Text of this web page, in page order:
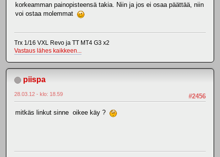
korkeamman painopisteensä takia. Niin ja jos ei osaa päättää, niin
voi ostaa molemmat
Trx 1/16 VXL Revo ja TT MT4 G3 x2
Vastaus lähes kaikkeen...
piispa
#2456
28.03.12 - klo: 18.59
mitkäs linkut sinne oikee käy ?